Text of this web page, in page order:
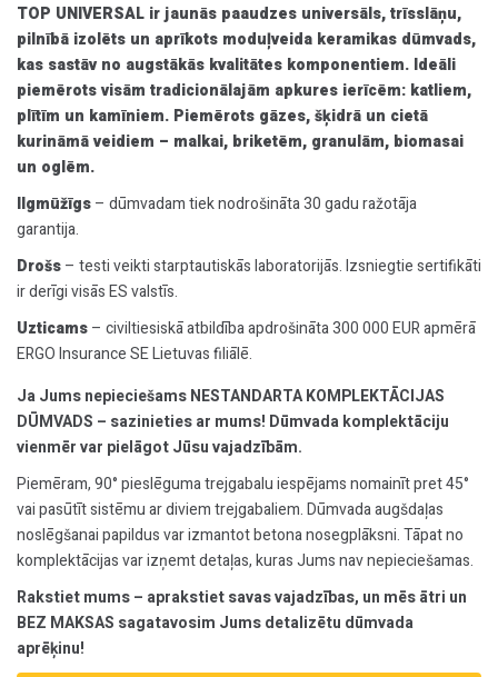
TOP UNIVERSAL ir jaunās paaudzes universāls, trīsslāņu,
pilnībā izolēts un aprīkots moduļveida keramikas dūmvads,
kas sastāv no augstākās kvalitātes komponentiem. Ideāli
piemērots visām tradicionālajām apkures ierīcēm: katliem,
plītīm un kamīniem. Piemērots gāzes, šķidrā un cietā
kurināmā veidiem – malkai, briketēm, granulām, biomasai
un oglēm.
Ilgmūžīgs– dūmvadam tiek nodrošināta 30 gadu ražotāja
garantija.
Drošs– testi veikti starptautiskās laboratorijās. Izsniegtie sertifikāti
ir derīgi visās ES valstīs.
Uzticams– civiltiesiskā atbildība apdrošināta 300 000 EUR apmērā
ERGO Insurance SE Lietuvas filiālē.
Ja Jums nepieciešams NESTANDARTA KOMPLEKTĀCIJAS
DŪMVADS – sazinieties ar mums! Dūmvada komplektāciju
vienmēr var pielāgot Jūsu vajadzībām.
Piemēram, 90° pieslēguma trejgabalu iespējams nomainīt pret 45°
vai pasūtīt sistēmu ar diviem trejgabaliem. Dūmvada augšdaļas
noslēgšanai papildus var izmantot betona nosegplāksni. Tāpat no
komplektācijas var izņemt detaļas, kuras Jums nav nepieciešamas.
Rakstiet mums – aprakstiet savas vajadzības, un mēs ātri un
BEZ MAKSAS sagatavosim Jums detalizētu dūmvada
aprēķinu!